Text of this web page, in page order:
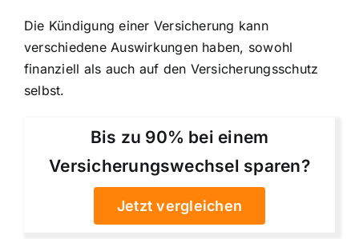
Die Kündigung einer Versicherung kann
verschiedene Auswirkungen haben, sowohl
finanziell als auch auf den Versicherungsschutz
selbst.
Bis zu 90% bei einem
Versicherungswechsel sparen?
Jetzt vergleichen